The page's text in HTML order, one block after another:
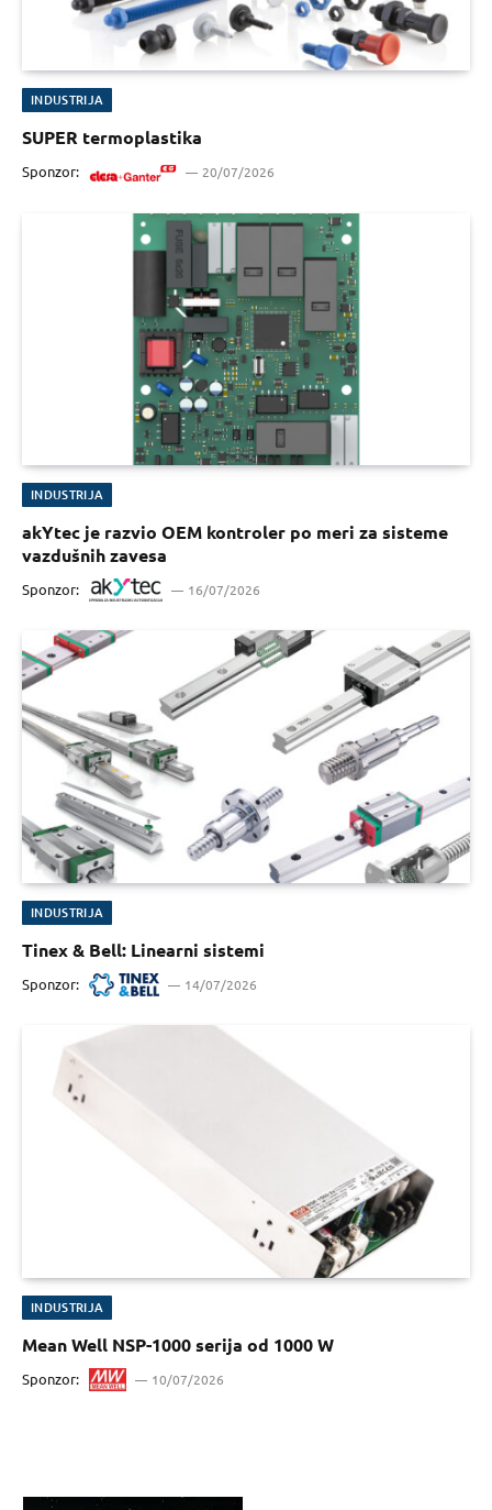
INDUSTRIJA
SUPER termoplastika
Sponzor: 20/07/2026
INDUSTRIJA
akYtec je razvio OEM kontroler po meri za sisteme
vazdušnih zavesa
Sponzor: 16/07/2026
INDUSTRIJA
Tinex & Bell: Linearni sistemi
Sponzor: 14/07/2026
INDUSTRIJA
Mean Well NSP-1000 serija od 1000 W
Sponzor: 10/07/2026